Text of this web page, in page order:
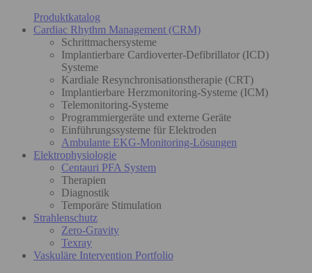
Produktkatalog
Cardiac Rhythm Management (CRM)
Schrittmachersysteme
Implantierbare Cardioverter-Defibrillator (ICD)
Systeme
Kardiale Resynchronisationstherapie (CRT)
Implantierbare Herzmonitoring-Systeme (ICM)
Telemonitoring-Systeme
Programmiergeräte und externe Geräte
Einführungssysteme für Elektroden
Ambulante EKG-Monitoring-Lösungen
Elektrophysiologie
Centauri PFA System
Therapien
Diagnostik
Temporäre Stimulation
Strahlenschutz
Zero-Gravity
Texray
Vaskuläre Intervention Portfolio